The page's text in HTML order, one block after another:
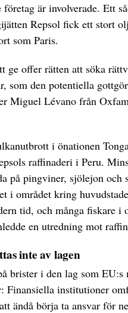
är involverade. Ett
Repsol fick ett stort
som Paris.
ge offer rätten att söka
som den potentiella
Miguel Lévano från
i önationen
raffinaderi i Peru.
på pingviner, sjölejon och
i området kring
tid, och många fiskare i
en utredning mot
inte av lagen
brister i den lag som EU:s
institutioner
ändå börja ta ansvar för